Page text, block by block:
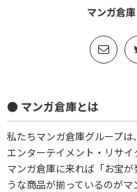
マンガ倉
● マンガ倉庫とは
私たちマンガ倉庫グループ
エンターテイメント・リサイ
マンガ倉庫に来れば「お宝
うな商品が揃っているのが